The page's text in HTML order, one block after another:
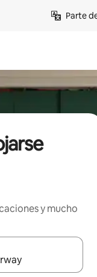
Parte
y mucho
navegá con